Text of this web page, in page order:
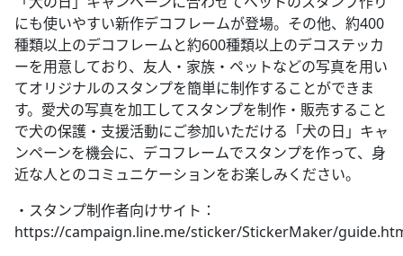
にも使いやすい新作デコフレームが登場。その他、約400
種類以上のデコフレームと約600種類以上のデコステッカ
ーを用意しており、友人・家族・ペットなどの写真を用い
てオリジナルのスタンプを簡単に制作することができま
す。愛犬の写真を加工してスタンプを制作・販売すること
で犬の保護・支援活動にご参加いただける「犬の日」キャ
ンペーンを機会に、デコフレームでスタンプを作って、身
近な人とのコミュニケーションをお楽しみください。
・スタンプ制作者向けサイト：
https://campaign.line.me/sticker/StickerMaker/